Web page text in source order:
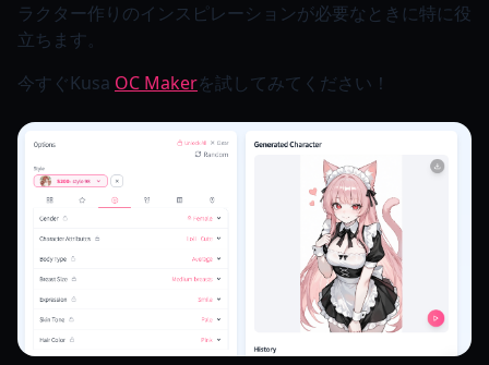
ラクター作りのインスピレーションが必要なときに特に役
立ちます。
今すぐKusa OC Makerを試してみてください！